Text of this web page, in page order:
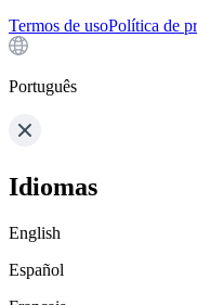
Termos de usoPolítica de
Português
Idiomas
English
Español